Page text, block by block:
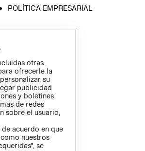
POLÍTICA EMPRESARIAL
otras
ofrecerle la
su
publicidad
y boletines
de redes
sobre el usuario,
de acuerdo en que
nuestros
se